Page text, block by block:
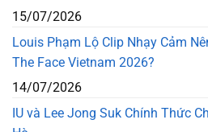
15/07/2026
Louis Phạm Lộ Clip Nhạy Cảm
The Face Vietnam 2026?
14/07/2026
IU và Lee Jong Suk Chính Thức